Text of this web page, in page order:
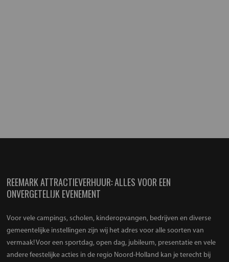
REEMARK ATTRACTIEVERHUUR: ALLES VOOR EEN
ONVERGETELIJK EVENEMENT
Voor vele campings, scholen, kinderopvangen, bedrijven en diverse
gemeentelijke instellingen zijn wij het adres voor alle soorten van
vermaak! Voor een sportdag, open dag, jubileum, presentatie en vele
andere feestelijke acties in de regio Noord-Holland kan je terecht bij